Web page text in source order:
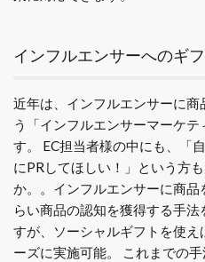
インフルエンサーへのギ
近年は、インフルエンサーに
う「インフルエンサーマーケ
す。
EC担当者様の中にも、「
にPRしてほしい！」という方
か。。インフルエンサーに商品
らい商品の認知を獲得する手
すが、ソーシャルギフトを使
ーズに実施可能。
これまでの